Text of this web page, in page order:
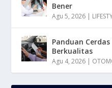
Bener
Agu 5, 2026 |
Panduan
Berkualitas
Agu 4, 2026 |